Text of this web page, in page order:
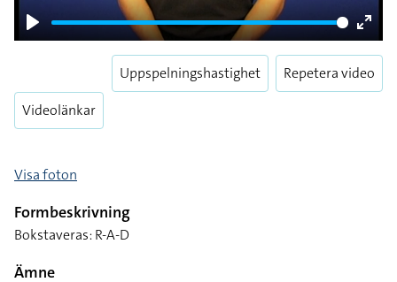
Play
Enter
Videolänkar
Uppspelningshastighet Repetera video
Visa foton
Formbeskrivning
Bokstaveras: R-A-D
Ämne